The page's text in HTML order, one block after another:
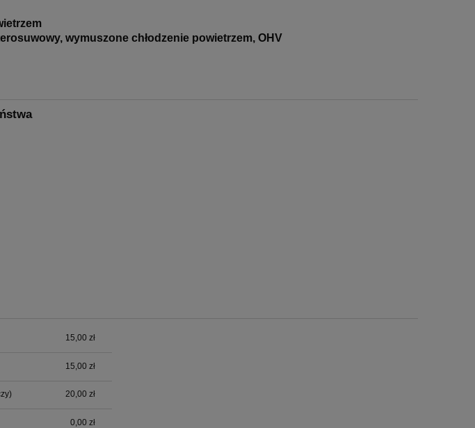
wymuszone chłodzenie powietrzem, OHV
kosztów
15,00 zł
15,00 zł
20,00 zł
0,00 zł